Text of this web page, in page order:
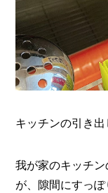
キッチンの引き出
我が家のキッチ
が、隙間にすっ